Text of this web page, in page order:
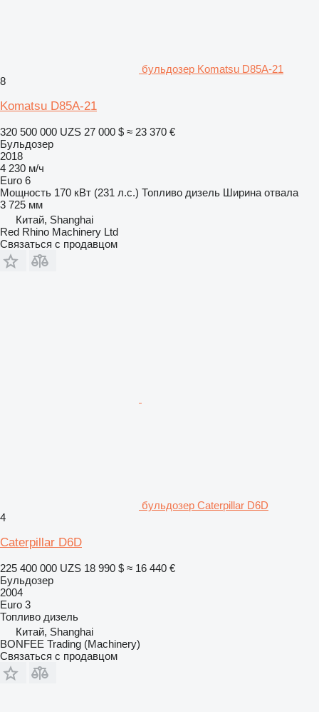
бульдозер Komatsu D85A-21
8
Komatsu D85A-21
320 500 000 UZS 27 000 $ ≈ 23 370 €
Бульдозер
2018
4 230 м/ч
Euro 6
Мощность 170 кВт (231 л.с.) Топливо дизель Ширина отвала
3 725 мм
Китай, Shanghai
Red Rhino Machinery Ltd
Связаться с продавцом
бульдозер Caterpillar D6D
4
Caterpillar D6D
225 400 000 UZS 18 990 $ ≈ 16 440 €
Бульдозер
2004
Euro 3
Топливо дизель
Китай, Shanghai
BONFEE Trading (Machinery)
Связаться с продавцом